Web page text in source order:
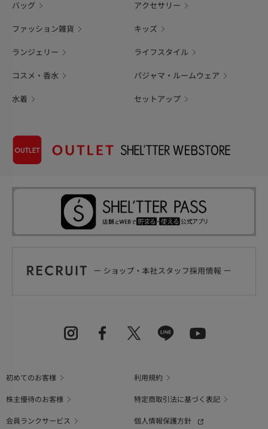
バッグ アクセサリー
ファッション雑貨 キッズ
ランジェリー ライフスタイル
コスメ・香水 パジャマ・ルームウェア
水着 セットアップ
初めてのお客様
利用規約
株主優待のお客様
特定商取引法に基づく表記
会員ランクサービス
個人情報保護方針